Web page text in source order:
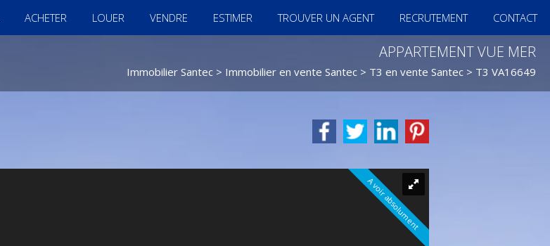
ACHETER LOUER VENDRE ESTIMER TROUVER UN AGENT RECRUTEMENT CONTACT
APPARTEMENT VUE MER
Immobilier Santec > Immobilier en vente Santec > T3 en vente Santec > T3 VA16649
A voir absolument